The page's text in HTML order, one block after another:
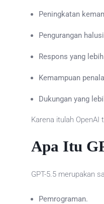
Peningkatan
Pengurangan
Respons yang
Kemampuan
Dukungan yang
Karena itulah
Apa Itu
GPT-5.5 merupakan
Pemrograman.